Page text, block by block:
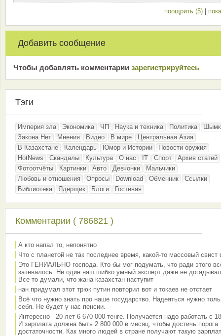
поощрить (5)
Добавить сообщение
Чтобы добавлять комментарии зарeгиcтрирyйтeсь
Тэги
Империя зла Экономика ЧП Наука и техника Политика
Закона.Нет
Мнения Видео В мире
Центральная Азия
В Казахстане
Календарь Юмор и Истории
Новости оружия
HotNews
Скандалы Культура О нас IT Спорт
Архив статей
Фотоотчёты
Картинки Авто Девчонки
Мальчики
Любовь и отношения
Опросы Download Обменник
Ссылки
Библиотека
Ядерщик Блоги Гостевая
Комментарии ( 786821 )
А кто напал то, непонятно
Что с планетой не так последнее время, какой-то массовый свист
Это ГЕНИАЛЬНО господа. Кто бы мог подумать, что ради этого
затевалось. Ни один наш шибко умный эксперт даже не
Все то думали, что жана казахстан наступит
нан придумал этот трюк путин повторил вот и токаев не отстает
Всё что нужно знать про наше государство. Надеяться нужно
себя. Не будет у нас пенсии.
Интересно - 20 лет 6 670 000 тенге. Получается надо работать с
И зарплата должна быть 2 800 000 в месяц, чтобы достичь порога
достаточности. Как много людей в стране получают такую